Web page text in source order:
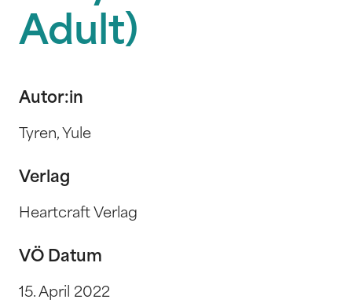
Adult)
Autor:in
Tyren, Yule
Verlag
Heartcraft Verlag
VÖ Datum
15. April 2022